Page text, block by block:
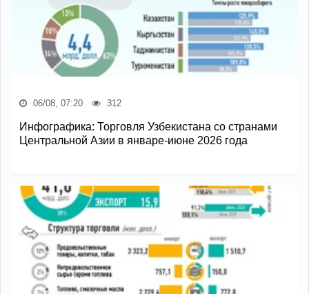
06/08, 07:20 312
Инфографика: Торговля Узбекистана со странами
Центральной Азии в январе-июне 2026 года